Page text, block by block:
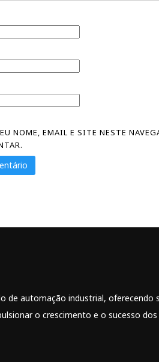
NOME, EMAIL E SITE NESTE
de automação industrial, oferecendo
o crescimento e o sucesso